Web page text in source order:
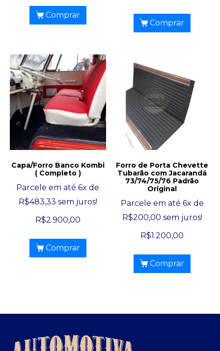
Comprar
Comprar
Capa/Forro Banco Kombi
( Completo )
Parcele em até 6x de
R$483,33 sem juros!
R$2.900,00
Comprar
Forro de Porta Chevette
Tubarão com Jacarandá
73/74/75/76 Padrão
Original
Parcele em até 6x de
R$200,00 sem juros!
R$1.200,00
Comprar